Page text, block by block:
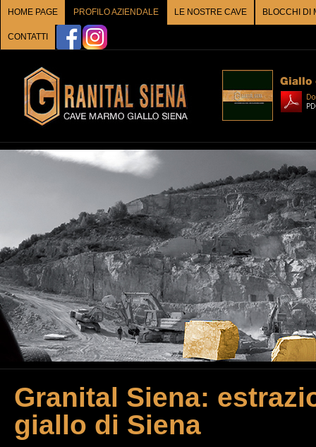
HOME PAGE PROFILO AZIENDALE LE NOSTRE CAVE BLOCCHI DI
CONTATTI
Granital Siena:
giallo di Siena